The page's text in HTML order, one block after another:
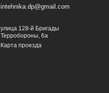
intehnika.dp@gmail.com
улица 128-й Бригады
Терробороны, 6а
Карта проезда